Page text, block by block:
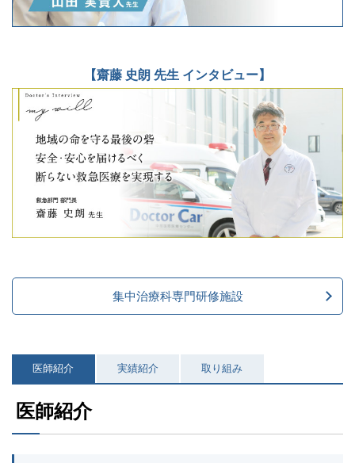
【齋藤 史朗 先生 インタビュー】
集中治療科専門研修施設
医師紹介 実績紹介 取り組み
医師紹介